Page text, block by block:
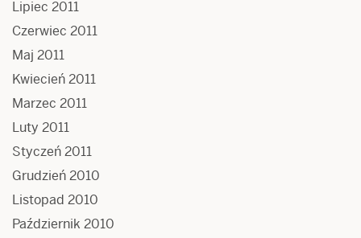
Lipiec 2011
Czerwiec 2011
Maj 2011
Kwiecień 2011
Marzec 2011
Luty 2011
Styczeń 2011
Grudzień 2010
Listopad 2010
Październik 2010